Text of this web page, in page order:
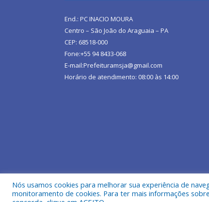
End.: PC INACIO MOURA
Centro – São João do Araguaia – PA
CEP: 68518-000
Fone:+55 94 8433-068
E-mail:Prefeituramsja@gmail.com
Horário de atendimento: 08:00 às 14:00
Todos os direitos reservados a Prefeitura
Nós usamos cookies para melhorar sua experiência de
monitoramento de cookies. Para ter mais informações